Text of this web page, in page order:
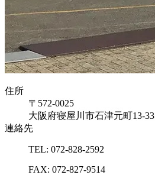
住所
〒572-0025
大阪府寝屋川市石津元町13-33
連絡先
TEL: 072-828-2592
FAX: 072-827-9514